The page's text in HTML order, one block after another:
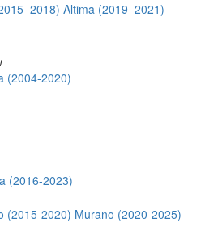
Altima (2019–2021)
(2004-2020)
(2016-2023)
(2015-2020) Murano (2020-2025)